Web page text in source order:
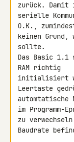
zurück.
serielle
O.K.,
keinen
sollte.
Das Basic 1.1
RAM richtig
initialisiert
Leertaste
automtatische
im Programm-
zu
Baudrate